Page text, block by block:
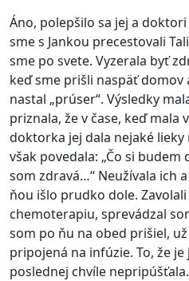
Áno, polepšilo sa jej a
sme s Jankou precestovali
sme po svete. Vyzerala byť
keď sme prišli naspäť domov
nastal „prúser“. Výsledky
priznala, že v čase, keď mala
doktorka jej dala nejaké lieky
však povedala: „Čo si
som zdravá…“ Neužívala ich
ňou išlo prudko dole.
chemoterapiu, sprevádzal
som po ňu na obed prišiel,
pripojená na infúzie. To, že je
poslednej chvíle nepripúšťala.